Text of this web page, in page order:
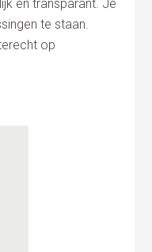
en transparant. Je
te staan.
op